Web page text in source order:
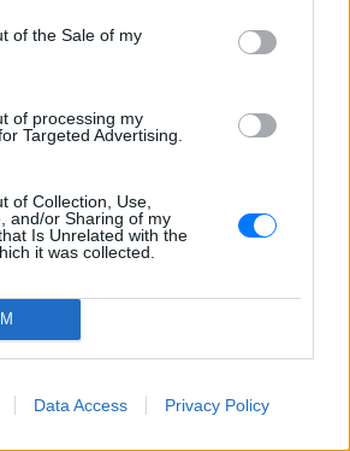
of the Sale of my
of processing my
Targeted Advertising.
of Collection, Use,
and/or Sharing of my
Is Unrelated with the
it was collected.
Data Access Privacy Policy
Ελικόπτερο προσγειώθηκε στο
μπάνιο οι επιβάτες του
ΣΉΜΕΡΑ
ΣΚΑΪ και περιέγραψε τι είδε στην
παραλία
Βοτανικό: Πόσες λωρίδες